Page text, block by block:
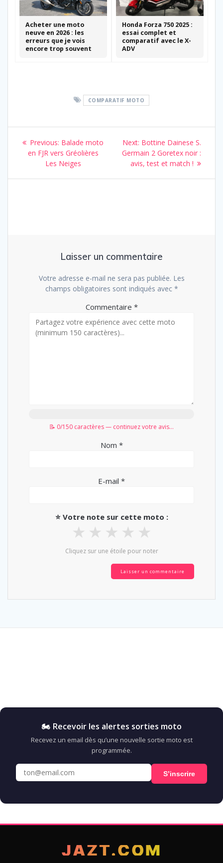
Acheter une moto
neuve en 2026 : les
erreurs que je vois
encore trop souvent
Honda Forza 750 2025 :
essai complet et
comparatif avec le X-
ADV
COMPARATIF MOTO
Navigation
l’article
Previous: Previous
post:
Balade moto
en FJR vers Gréolières
Les Neiges
Next: Next
post:
Bottine Dainese S.
Germain 2 Goretex noir :
avis, test et match !
Laisser un commentaire
Votre adresse e-mail ne sera pas publiée. Les
champs obligatoires sont indiqués avec *
Commentaire *
📝 0/150 caractères — continuez votre avis...
Nom *
E-mail *
⭐ Votre note sur cette moto :
★ ★ ★ ★ ★
Cliquez sur une étoile pour noter
🏍️ Recevoir les alertes sorties moto
Recevez un email dès qu’une nouvelle sortie moto est
programmée.
S’inscrire
JAZT.COM